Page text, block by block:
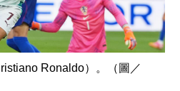
Ronaldo）。（圖／